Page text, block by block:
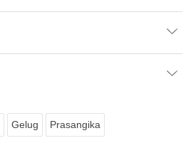
Gelug Prasangika